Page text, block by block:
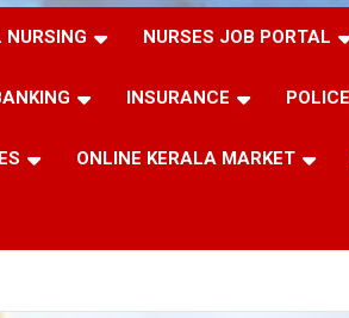
NURSES JOB PORTAL
INSURANCE
ONLINE KERALA MARKET